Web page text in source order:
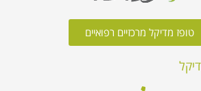
טופז מדיקל מרכזיים רפואיים